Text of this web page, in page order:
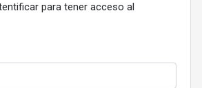
para tener acceso al